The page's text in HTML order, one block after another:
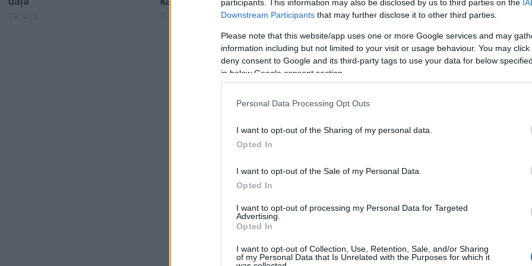
participants. This information may also be disclosed by us to third parties on the
Downstream Participants that may further disclose it to other third parties.
Please note that this website/app uses one or more Google services and may
information including but not limited to your visit or usage behaviour. You may
deny consent to Google and its third-party tags to use your data for below
in below Google consent section.
Personal Data Processing Opt Outs
I want to opt-out of the Sharing of my personal data.
Opted In
I want to opt-out of the Sale of my Personal Data.
Opted In
I want to opt-out of processing my Personal Data for Targeted
Advertising.
Opted In
I want to opt-out of Collection, Use, Retention, Sale, and/or Sharing
of my Personal Data that Is Unrelated with the Purposes for which it
29. jūlijs 5. augusts 5. augusts 5. augusts